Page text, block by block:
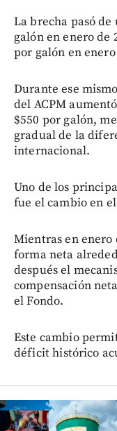
La brecha pasó de
galón en enero de
por galón en
Durante ese
del ACPM
$550 por galón,
gradual de la
internacional.
Uno de los
fue el cambio en
Mientras en enero
forma neta
después el
compensación
el Fondo.
Este cambio
déficit histórico